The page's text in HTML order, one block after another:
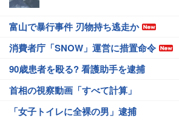
富山で暴行事件 刃物持ち逃走か
消費者庁「SNOW」運営に措置命令
90歳患者を殴る? 看護助手を逮捕
首相の視察動画「すべて計算」
「女子トイレに全裸の男」逮捕